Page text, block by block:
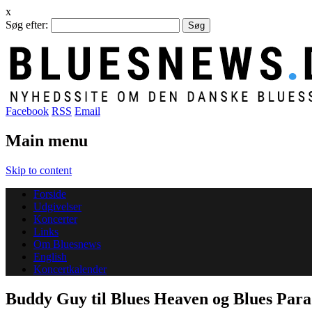
x
Søg efter:
Facebook RSS Email
Main menu
Skip to content
Forside
Udgivelser
Koncerter
Links
Om Bluesnews
English
Koncertkalender
Buddy Guy til Blues Heaven og Blues